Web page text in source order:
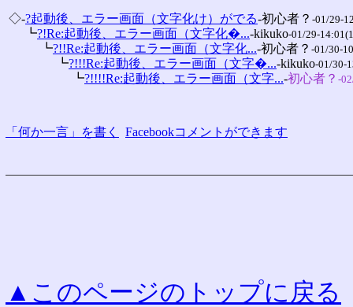
◇-?起動後、エラー画面（文字化け）がでる-初心者？ -01/29-
┗?!Re:起動後、エラー画面（文字化�...-kikuko-01/29-
┗?!!Re:起動後、エラー画面（文字化...-初心者？ -01/30-
┗?!!!Re:起動後、エラー画面（文字�...-kikuko-01/30-
┗?!!!!Re:起動後、エラー画面（文字...-初心者？ -
「何か一言」を書く Facebookコメントができます
▲このページのトップに戻る